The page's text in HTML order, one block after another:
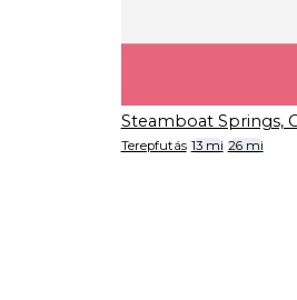
Steamboat Springs,
Terepfutás 13 mi 26 mi